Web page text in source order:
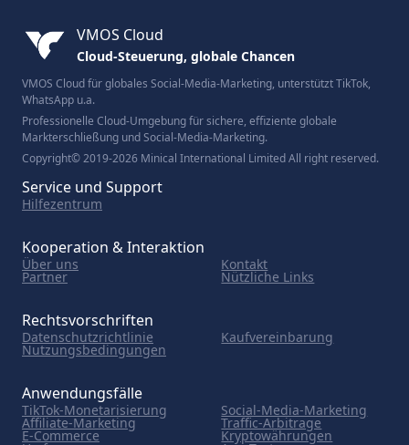
VMOS Cloud
Cloud-Steuerung, globale Chancen
VMOS Cloud für globales Social-Media-Marketing, unterstützt TikTok,
WhatsApp u.a.
Professionelle Cloud-Umgebung für sichere, effiziente globale
Markterschließung und Social-Media-Marketing.
Copyright© 2019-2026 Minical International Limited All right reserved.
Service und Support
Hilfezentrum
Kooperation & Interaktion
Über uns Kontakt
Partner Nützliche Links
Rechtsvorschriften
Datenschutzrichtlinie Kaufvereinbarung
Nutzungsbedingungen
Anwendungsfälle
TikTok-Monetarisierung Social-Media-Marketing
Affiliate-Marketing Traffic-Arbitrage
E-Commerce Kryptowährungen